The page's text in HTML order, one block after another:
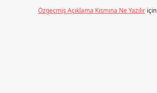
Özgeçmiş Açıklama Kısmına Ne Yazılıriçin